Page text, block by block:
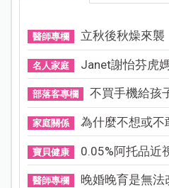
醫師專欄 立秋後秋燥來襲
名人家庭 Janet謝怡芬虎
部落客專欄 不買手機給孩
家庭關係 為什麼不想或不
寶貝健康 0.05%阿托品近
醫師專欄 晚婚晚育是無法